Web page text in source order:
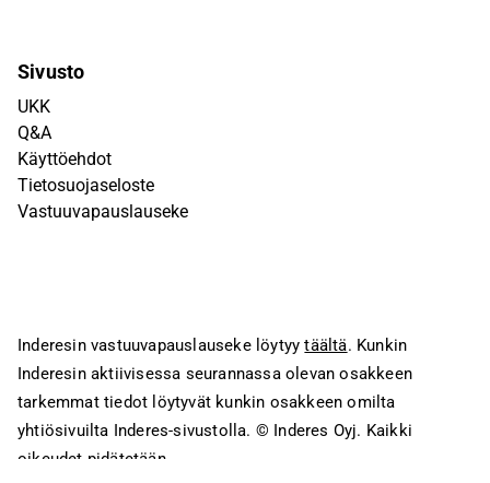
Sivusto
UKK
Q&A
Käyttöehdot
Tietosuojaseloste
Vastuuvapauslauseke
Inderesin vastuuvapauslauseke löytyytäältä. Kunkin
Inderesin aktiivisessa seurannassa olevan osakkeen
tarkemmat tiedot löytyvät kunkin osakkeen omilta
yhtiösivuilta Inderes-sivustolla. © Inderes Oyj. Kaikki
oikeudet pidätetään.